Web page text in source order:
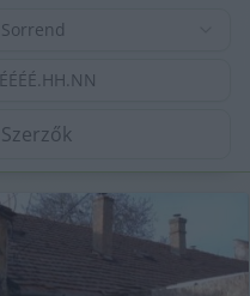
Sorrend
ÉÉÉÉ.HH.NN